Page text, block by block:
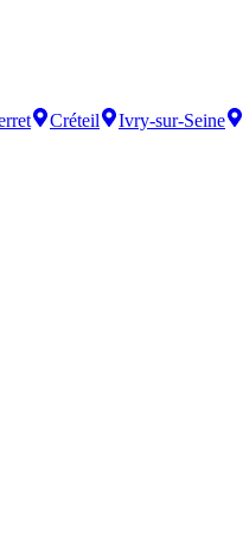
Créteil Ivry-sur-Seine